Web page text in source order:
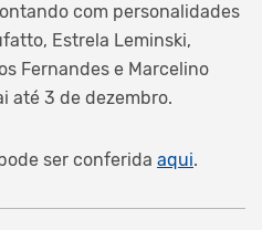
com personalidades
Estrela Leminski,
Fernandes e Marcelino
até 3 de dezembro.
ser conferida aqui.